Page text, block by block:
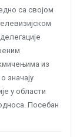
са својом
из
значају
у области
Посебан